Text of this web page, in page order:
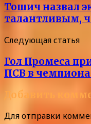
Тошич назвал
талантливым,
Следующая статья
Гол Промеса
ПСВ в
Добавить
Для отправки